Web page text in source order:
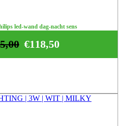
led-wand dag-nacht sens
€118,50